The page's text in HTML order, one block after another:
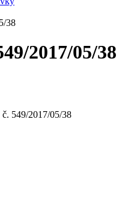
38
2017/05/38
549/2017/05/38